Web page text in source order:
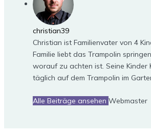
christian39
Christian ist Familienvater von 4
Familie liebt das Trampolin
worauf zu achten ist. Seine Kinder
täglich auf dem Trampolin im
Alle Beiträge ansehen Webmaster